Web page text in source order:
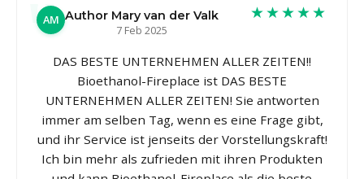
AM Author Mary van der Valk
7 Feb 2025
★★★★★
DAS BESTE UNTERNEHMEN ALLER ZEITEN!!
Bioethanol-Fireplace ist DAS BESTE
UNTERNEHMEN ALLER ZEITEN! Sie antworten
immer am selben Tag, wenn es eine Frage gibt,
und ihr Service ist jenseits der Vorstellungskraft!
Ich bin mehr als zufrieden mit ihren Produkten